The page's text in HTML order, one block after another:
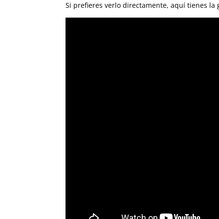
Si prefieres verlo directamente, aquí tienes la